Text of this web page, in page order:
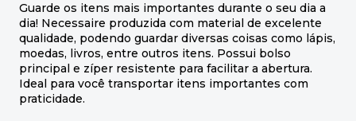
Guarde os itens mais importantes durante o seu dia a
dia! Necessaire produzida com material de excelente
qualidade, podendo guardar diversas coisas como lápis,
moedas, livros, entre outros itens. Possui bolso
principal e zíper resistente para facilitar a abertura.
Ideal para você transportar itens importantes com
praticidade.